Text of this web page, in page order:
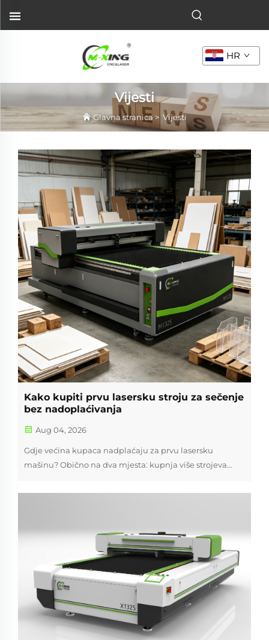
HR
Vijesti
Glavna stranica > Vijesti
Kako kupiti prvu lasersku stroju za sečenje
bez nadoplaćivanja
Aug 04, 2026
Gdje većina kupaca nadplaćaju za prvu lasersku
mašinu? Obično na dva mjesta: kupnja više strojeva
koja postaje skupa nakon isporuke. Ako razmišljate kako